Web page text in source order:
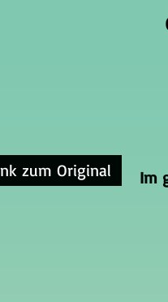
zum Original Im